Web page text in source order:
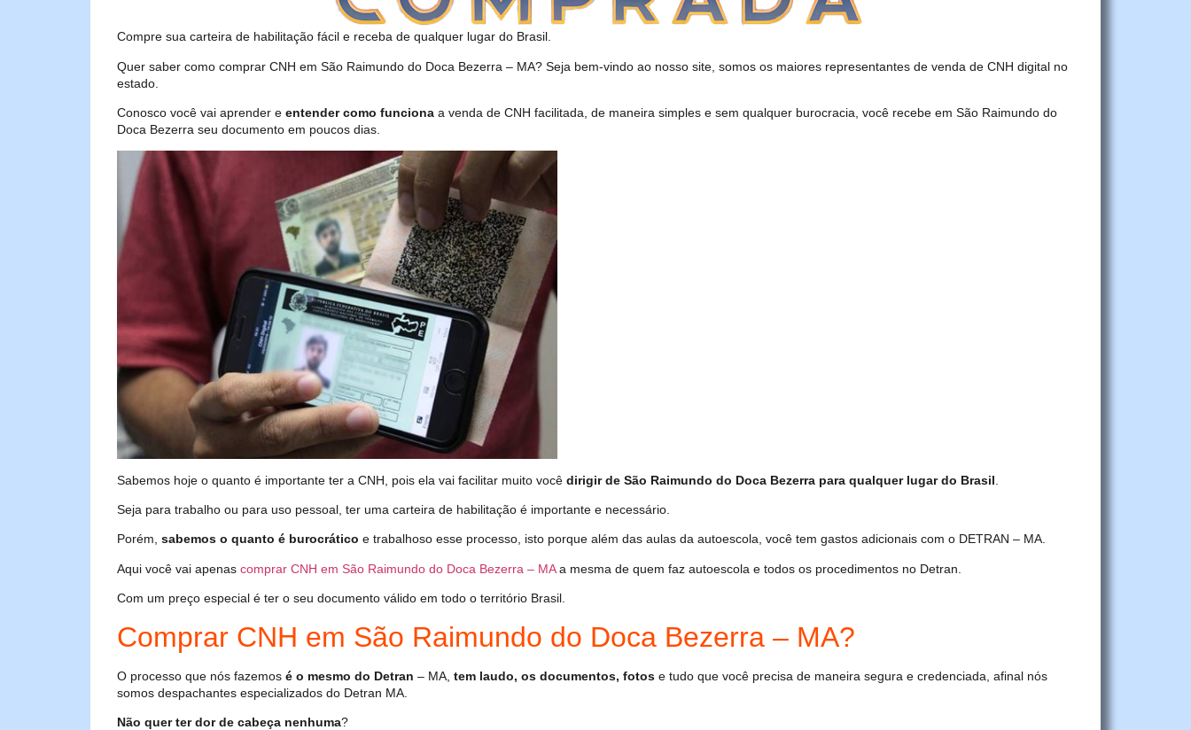
Compre sua carteira de habilitação fácil e receba de qualquer lugar do Brasil.
Quer saber como comprar CNH em São Raimundo do Doca Bezerra – MA? Seja bem-vindo ao nosso site, somos os maiores representantes de venda de CNH digital no
estado.
Conosco você vai aprender e entender como funciona a venda de CNH facilitada, de maneira simples e sem qualquer burocracia, você recebe em São Raimundo do
Doca Bezerra seu documento em poucos dias.
Sabemos hoje o quanto é importante ter a CNH, pois ela vai facilitar muito você dirigir de São Raimundo do Doca Bezerra para qualquer lugar do Brasil
Seja para trabalho ou para uso pessoal, ter uma carteira de habilitação é importante e necessário.
Porém, sabemos o quanto é burocrático e trabalhoso esse processo, isto porque além das aulas da autoescola, você tem gastos adicionais com o DETRAN – MA.
Aqui você vai apenas comprar CNH em São Raimundo do Doca Bezerra – MAa mesma de quem faz autoescola e todos os procedimentos no Detran.
Com um preço especial é ter o seu documento válido em todo o território Brasil.
Comprar CNH em São Raimundo do Doca Bezerra – MA?
O processo que nós fazemos é o mesmo do Detran – MA, tem laudo, os documentos, fotos e tudo que você precisa de maneira segura e credenciada, afinal nós
somos despachantes especializados do Detran MA.
Não quer ter dor de cabeça nenhuma?